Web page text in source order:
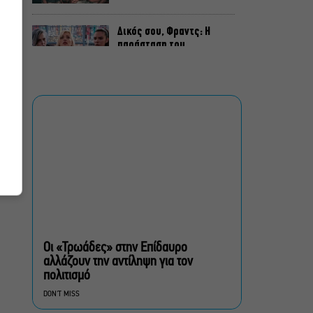
Δικός σου, Φραντς: Η
παράσταση του
Χριστίνας Κυριαζίδη στο
Δημοτικό Θέατρο Πειραιά
Οι «Τρωάδες» στην Επίδαυρο
αλλάζουν την αντίληψη για τον
πολιτισμό
DON'T MISS